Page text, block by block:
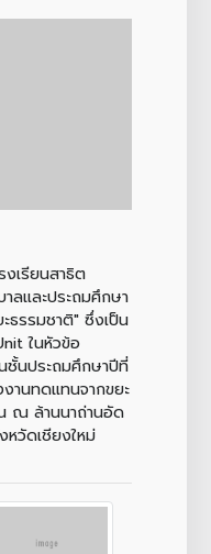
เรียนสาธิต
ลและประถมศึกษา
ธรรมชาติ" ซึ่งเป็น
ในหัวข้อ
ชั้นประถมศึกษาปีที่
านทดแทนจากขยะ
ณ ล้านนาถ่านอัด
หวัดเชียงใหม่